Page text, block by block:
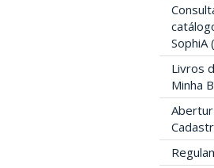
SophiA
Livros
Minha